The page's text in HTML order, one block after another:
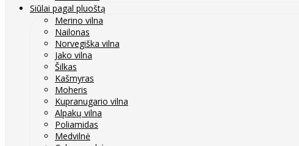
Siūlai pagal pluoštą
Merino vilna
Nailonas
Norvegiška vilna
Jako vilna
Šilkas
Kašmyras
Moheris
Kupranugario vilna
Alpakų vilna
Poliamidas
Medvilnė